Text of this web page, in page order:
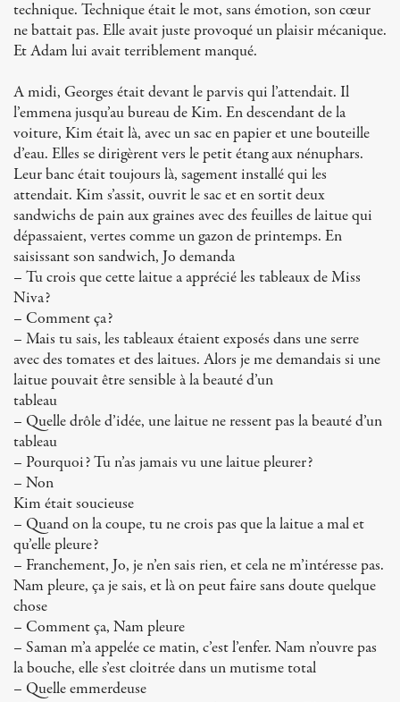
technique. Technique était le mot, sans émotion, son cœur
ne battait pas. Elle avait juste provoqué un plaisir mécanique.
Et Adam lui avait terriblement manqué.
A midi, Georges était devant le parvis qui l’attendait. Il
l’emmena jusqu’au bureau de Kim. En descendant de la
voiture, Kim était là, avec un sac en papier et une bouteille
d’eau. Elles se dirigèrent vers le petit étang aux nénuphars.
Leur banc était toujours là, sagement installé qui les
attendait. Kim s’assit, ouvrit le sac et en sortit deux
sandwichs de pain aux graines avec des feuilles de laitue qui
dépassaient, vertes comme un gazon de printemps. En
saisissant son sandwich, Jo demanda
– Tu crois que cette laitue a apprécié les tableaux de Miss
Niva?
– Comment ça?
– Mais tu sais, les tableaux étaient exposés dans une serre
avec des tomates et des laitues. Alors je me demandais si une
laitue pouvait être sensible à la beauté d’un
tableau
– Quelle drôle d’idée, une laitue ne ressent pas la beauté d’un
tableau
– Pourquoi? Tu n’as jamais vu une laitue pleurer?
– Non
Kim était soucieuse
– Quand on la coupe, tu ne crois pas que la laitue a mal et
qu’elle pleure?
– Franchement, Jo, je n’en sais rien, et cela ne m’intéresse pas.
Nam pleure, ça je sais, et là on peut faire sans doute quelque
chose
– Comment ça, Nam pleure
– Saman m’a appelée ce matin, c’est l’enfer. Nam n’ouvre pas
la bouche, elle s’est cloitrée dans un mutisme total
– Quelle emmerdeuse